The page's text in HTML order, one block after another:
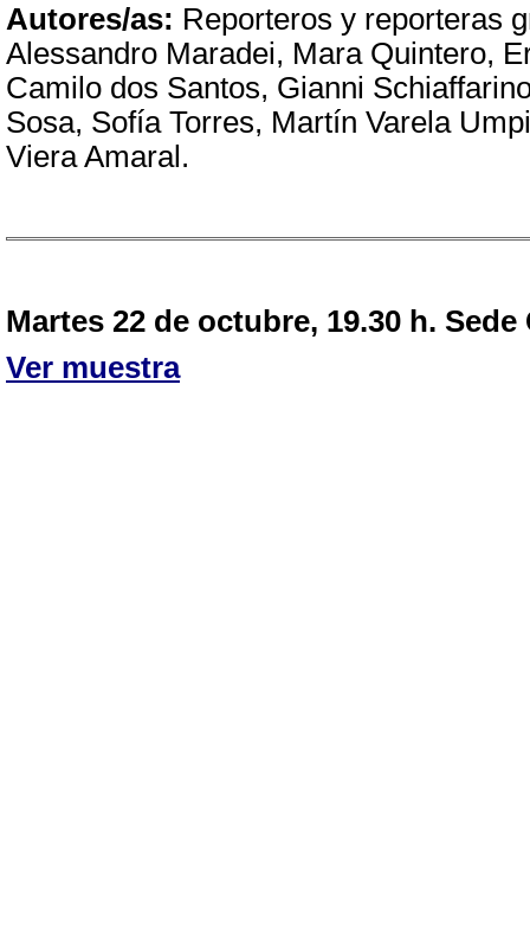
Autores/as: Reporteros y reporteras
Alessandro Maradei, Mara Quintero,
Camilo dos Santos, Gianni
Sosa, Sofía Torres, Martín Varela
Viera Amaral.
Martes 22 de octubre, 19.30 h. Sede
Ver muestra